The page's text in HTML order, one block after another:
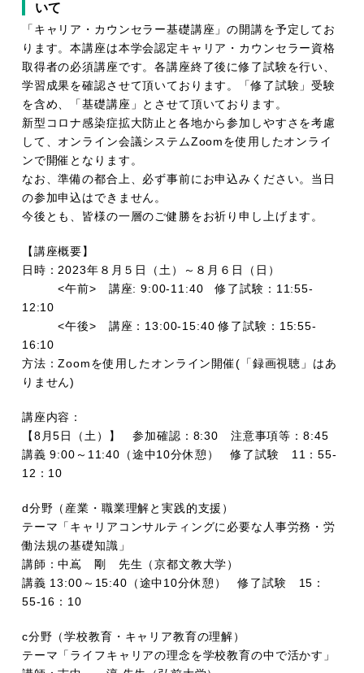
いて
「キャリア・カウンセラー基礎講座」の開講を予定してお
ります。本講座は本学会認定キャリア・カウンセラー資格
取得者の必須講座です。各講座終了後に修了試験を行い、
学習成果を確認させて頂いております。「修了試験」受験
を含め、「基礎講座」とさせて頂いております。
新型コロナ感染症拡大防止と各地から参加しやすさを考慮
して、オンライン会議システムZoomを使用したオンライ
ンで開催となります。
なお、準備の都合上、必ず事前にお申込みください。当日
の参加申込はできません。
今後とも、皆様の一層のご健勝をお祈り申し上げます。
【講座概要】
日時：2023年８月５日（土）～８月６日（日）
<午前> 講座: 9:00-11:40 修了試験：11:55-
12:10
<午後> 講座：13:00-15:40 修了試験：15:55-
16:10
方法：Zoomを使用したオンライン開催(「録画視聴」はあ
りません)
講座内容：
【8月5日（土）】 参加確認：8:30 注意事項等：8:45
講義 9:00～11:40（途中10分休憩） 修了試験 11：55-
12：10
d分野（産業・職業理解と実践的支援）
テーマ「キャリアコンサルティングに必要な人事労務・労
働法規の基礎知識」
講師：中嶌 剛 先生（京都文教大学）
講義 13:00～15:40（途中10分休憩） 修了試験 15：
55-16：10
c分野（学校教育・キャリア教育の理解）
テーマ「ライフキャリアの理念を学校教育の中で活かす」